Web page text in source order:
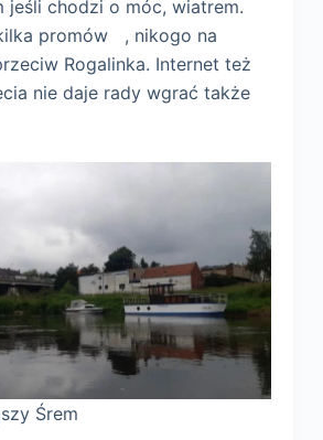
jeśli chodzi o móc, wiatrem.
promów , nikogo na
Rogalinka. Internet też
nie daje rady wgrać także
Śrem